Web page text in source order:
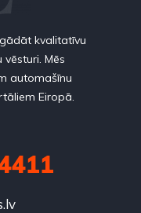
kvalitatīvu
Mēs
automašīnu
Eiropā.